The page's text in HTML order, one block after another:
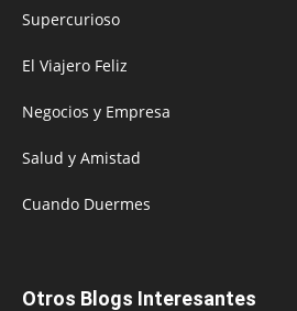
Supercurioso
El Viajero Feliz
Negocios y Empresa
Salud y Amistad
Cuando Duermes
Otros Blogs Interesantes